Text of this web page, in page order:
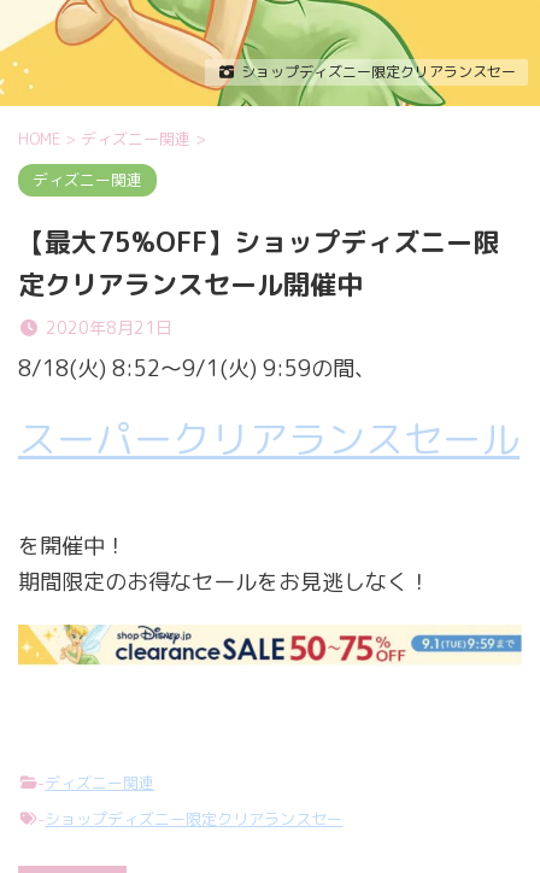
ショップディズニー限定クリアランスセー
HOME > ディズニー関連 >
ディズニー関連
【最大75%OFF】ショップディズニー限
定クリアランスセール開催中
2020年8月21日
8/18(火) 8:52～9/1(火) 9:59の間、
スーパークリアランスセール
を開催中！
期間限定のお得なセールをお見逃しなく！
-ディズニー関連
-ショップディズニー限定クリアランスセー